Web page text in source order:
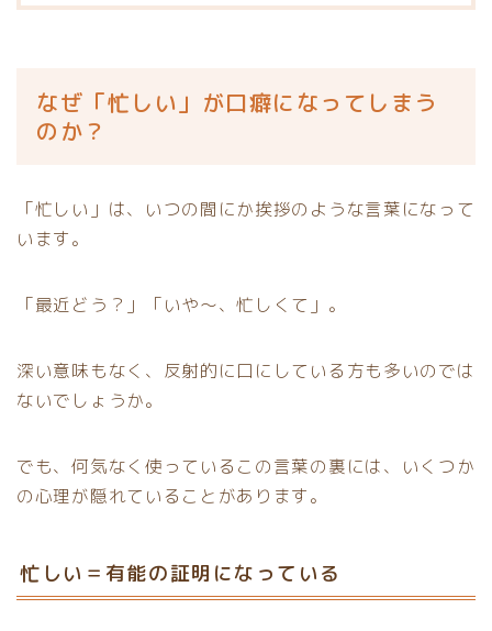
なぜ「忙しい」が口癖になってしまう
のか？
「忙しい」は、いつの間にか挨拶のような言葉になって
います。
「最近どう？」「いや〜、忙しくて」。
深い意味もなく、反射的に口にしている方も多いのでは
ないでしょうか。
でも、何気なく使っているこの言葉の裏には、いくつか
の心理が隠れていることがあります。
忙しい＝有能の証明になっている